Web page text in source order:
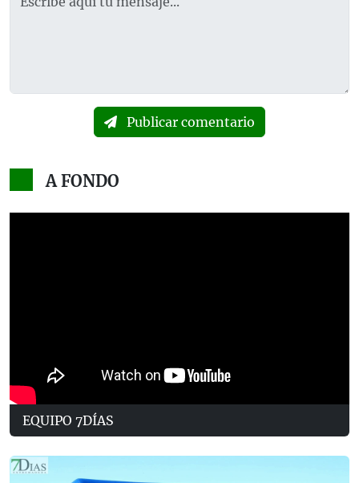
Publicar comentario
A FONDO
EQUIPO 7DÍAS